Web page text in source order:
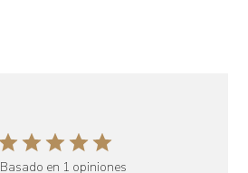
Basado en 1 opiniones